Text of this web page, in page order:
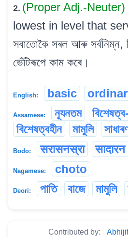
2. (Proper Adj.-Neuter)
lowest in level that
সবাতোকৈ সৰল আৰু সৰ্বনিম্ন,
ভেঁটিৰূপে কাম কৰে।
English: basic
Assamese: ন্যূনতম
বিশেষত্বহীন
মামুলি
Bodo: सरासनस्रा सादारन
Nagamese: choto
Deori: পাতি বাজে মামুলি
Contributed by: